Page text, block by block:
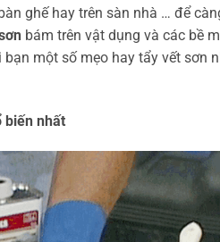
ghế hay trên sàn nhà … để
bám trên vật dụng và các bề
một số mẹo hay tẩy vết sơn
biến nhất